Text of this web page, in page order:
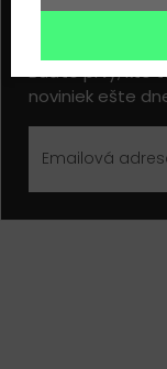
Prihláste
Buďte prvý, kto
noviniek ešte